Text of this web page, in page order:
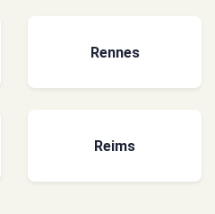
Rennes
Reims